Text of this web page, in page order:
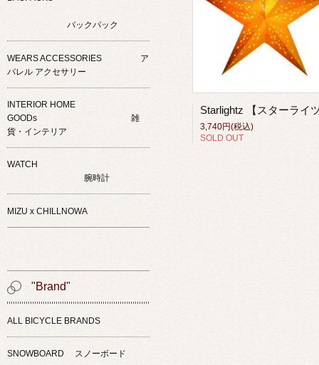
3,740円(税込)
SOLD OUT
バックパック
WEARS ACCESSORIES ア
パレル アクセサリー
INTERIOR HOME
GOODs 雑
貨・インテリア
WATCH
腕時計
MIZU x CHILLNOWA
"Brand"
ALL BICYCLE BRANDS
SNOWBOARD スノーボード